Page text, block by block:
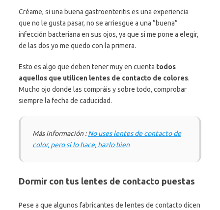
Créame, si una buena gastroenteritis es una experiencia
que no le gusta pasar, no se arriesgue a una “buena”
infección bacteriana en sus ojos, ya que si me pone a elegir,
de las dos yo me quedo con la primera.
Esto es algo que deben tener muy en cuenta todos
aquellos que utilicen lentes de contacto de colores.
Mucho ojo donde las compráis y sobre todo, comprobar
siempre la fecha de caducidad.
Más información :No uses lentes de contacto de
color, pero si lo hace, hazlo bien
Dormir con tus lentes de contacto puestas
Pese a que algunos fabricantes de lentes de contacto dicen